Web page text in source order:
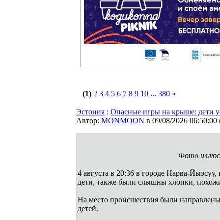
(1) 2 3 4 5 6 7 8 9 10 ... 380 »
Эстония : Опасные игры на крыше: дети
Автор: MONMOON в 09/08/2026 06:50:00
Фото
4 августа в 20:36 в городе Нарва-
дети, также были слышны хлопки,
На место происшествия были
детей.